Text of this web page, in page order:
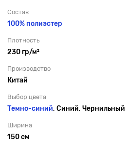
Состав
100% полиэстер
Плотность
230 гр/м²
Производство
Китай
Выбор цвета
Темно-синий, Синий, Чернильный
Ширина
150 см